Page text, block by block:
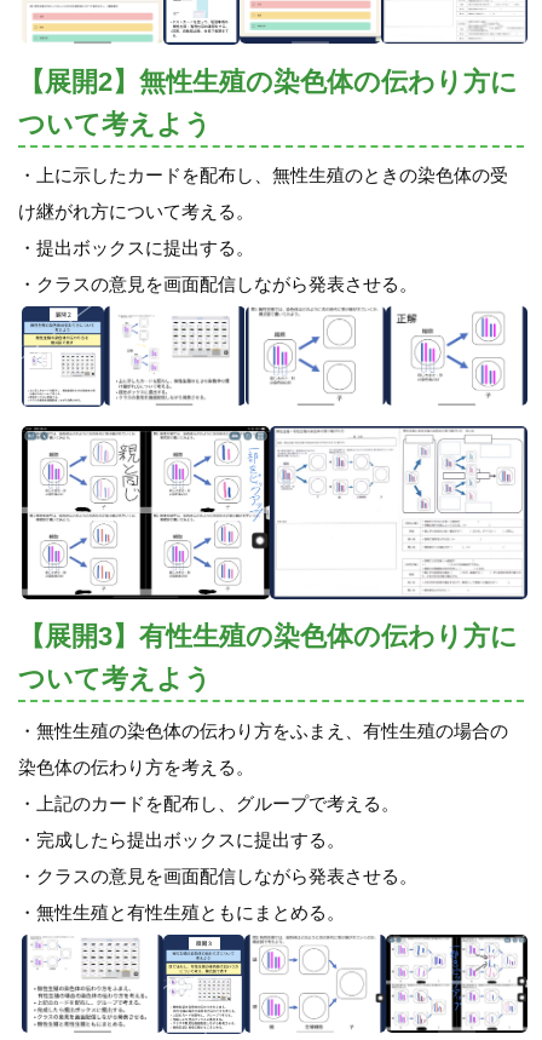
【展開2】無性生殖の染色体の伝わり方に
ついて考えよう
・上に示したカードを配布し、無性生殖のときの染色体の受
け継がれ方について考える。
・提出ボックスに提出する。
・クラスの意見を画面配信しながら発表させる。
【展開3】有性生殖の染色体の伝わり方に
ついて考えよう
・無性生殖の染色体の伝わり方をふまえ、有性生殖の場合の
染色体の伝わり方を考える。
・上記のカードを配布し、グループで考える。
・完成したら提出ボックスに提出する。
・クラスの意見を画面配信しながら発表させる。
・無性生殖と有性生殖ともにまとめる。